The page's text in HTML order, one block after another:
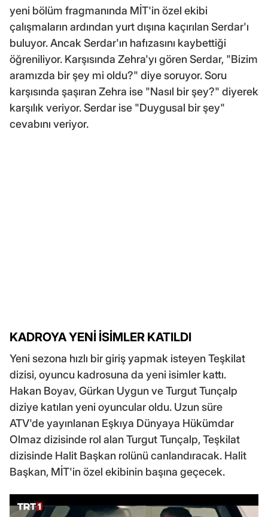
yeni bölüm fragmanında MİT'in özel ekibi
çalışmaların ardından yurt dışına kaçırılan Serdar'ı
buluyor. Ancak Serdar'ın hafızasını kaybettiği
öğreniliyor. Karşısında Zehra'yı gören Serdar, "Bizim
aramızda bir şey mi oldu?" diye soruyor. Soru
karşısında şaşıran Zehra ise "Nasıl bir şey?" diyerek
karşılık veriyor. Serdar ise "Duygusal bir şey"
cevabını veriyor.
KADROYA YENİ İSİMLER KATILDI
Yeni sezona hızlı bir giriş yapmak isteyen Teşkilat
dizisi, oyuncu kadrosuna da yeni isimler kattı.
Hakan Boyav, Gürkan Uygun ve Turgut Tunçalp
diziye katılan yeni oyuncular oldu. Uzun süre
ATV'de yayınlanan Eşkıya Dünyaya Hükümdar
Olmaz dizisinde rol alan Turgut Tunçalp, Teşkilat
dizisinde Halit Başkan rolünü canlandıracak. Halit
Başkan, MİT'in özel ekibinin başına geçecek.